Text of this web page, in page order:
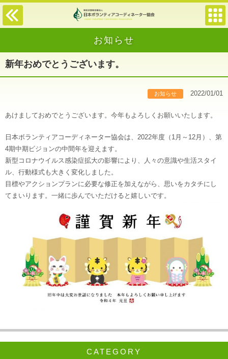
お知らせ
新年おめでとうございます。
お知らせ 2022/01/01
あけましておめでとうございます。今年もよろしくお願いいたします。
日本ボランティアコーディネーター協会は、2022年度（1月～12月）、第
4期中期ビジョンの中間年を迎えます。
新型コロナウイルス感染症拡大の影響により、人々の意識や生活スタイ
ル、行動様式も大きく変化しました。
目標やアクションプランに必要な修正を加えながら、思いをカタチにし
てまいります。一緒に歩んでいただけると嬉しいです。
CATEGORY